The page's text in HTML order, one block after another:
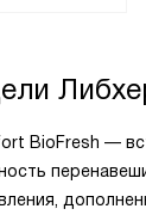
BioFresh —